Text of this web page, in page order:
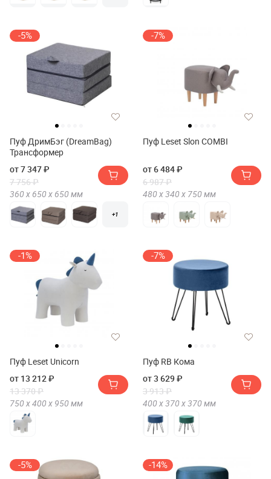
-5%
Пуф ДримБэг (DreamBag)
Трансформер
от 7 347 ₽
7 756 ₽
360 х 650 х 650 мм
+1
-7%
Пуф Leset Slon COMBI
от 6 484 ₽
6 987 ₽
480 х340 х 750 мм
-1%
Пуф Leset Unicorn
от 13 212 ₽
13 370 ₽
750 х400 х 950 мм
-7%
Пуф RB Кома
от 3 629 ₽
3 913 ₽
400 х370 х370 мм
-5% -14%